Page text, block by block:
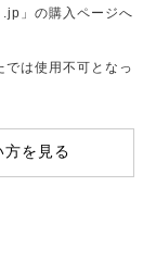
」の購入ページへ
では使用不可となっ
を見る